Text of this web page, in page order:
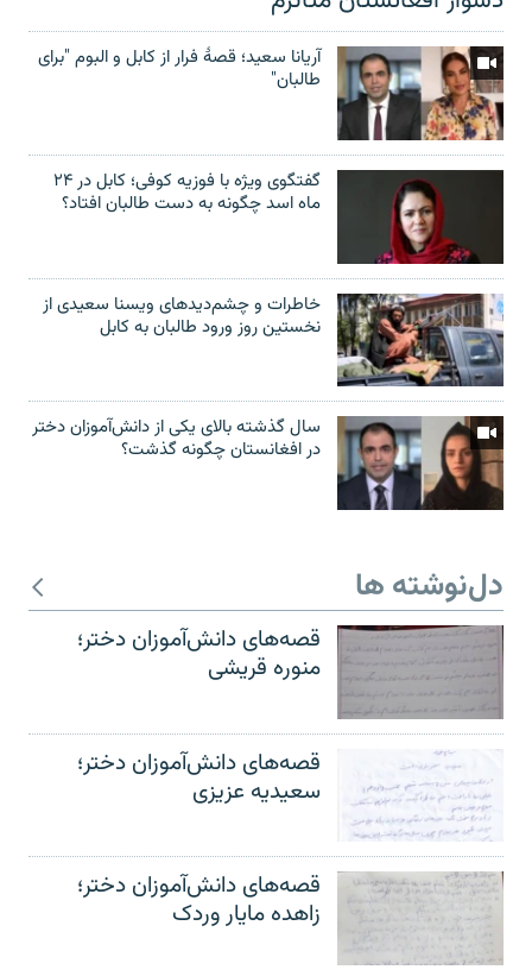
آریانا سعید؛ قصۀ فرار از کابل و البوم "برای
طالبان"
گفتگوی ویژه با فوزیه کوفی؛ کابل در ۲۴
ماه اسد چگونه به دست طالبان افتاد؟
خاطرات و چشم‌دید‌های ویسنا سعیدی از
نخستین روز ورود طالبان به کابل
سال گذشته بالای یکی از دانش‌آموزان دختر
در افغانستان چگونه گذشت؟
دل‌نوشته ها
قصه‌های دانش‌آموزان دختر؛
منوره قریشی
قصه‌های دانش‌آموزان دختر؛
سعیدیه عزیزی
قصه‌های دانش‌آموزان دختر؛
زاهده مایار وردک